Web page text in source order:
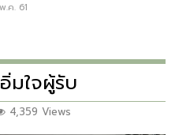
.ค. 61
มใจผู้รับ
4,359 Views